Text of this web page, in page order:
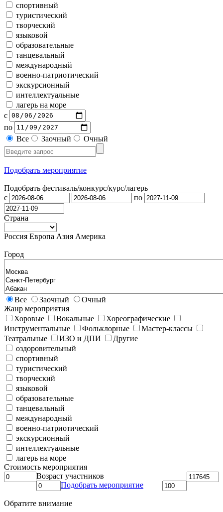
спортивный
туристический
творческий
языковой
образовательные
танцевальный
международный
военно-патриотический
экскурсионный
интеллектуальные
лагерь на море
с
по
Все
Заочный Очный
Подобрать мероприятие
Подобрать фестиваль/конкурс/курс/лагерь
с
по
Страна
Россия Европа Азия Америка
Город
Все Заочный
Очный
Жанр мероприятия
Хоровые
Вокальные
Хореографические
Инструментальные
Фольклорные
Мастер-классы
Театральные
ИЗО и ДПИ
Другие
оздоровительный
спортивный
туристический
творческий
языковой
образовательные
танцевальный
международный
военно-патриотический
экскурсионный
интеллектуальные
лагерь на море
Стоимость мероприятия
Возраст участников
Подобрать мероприятие
Обратите внимание